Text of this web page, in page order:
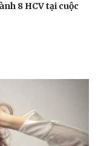
- Gia đình
8 HCV tại cuộc